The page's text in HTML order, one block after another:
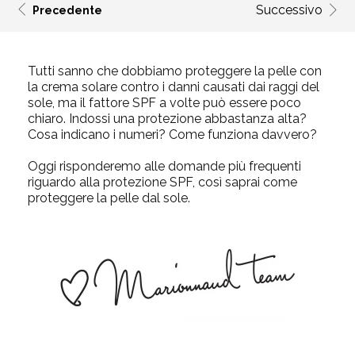
Precedente Successivo
Tutti sanno che dobbiamo proteggere la pelle con
la crema solare contro i danni causati dai raggi del
sole, ma il fattore SPF a volte può essere poco
chiaro. Indossi una protezione abbastanza alta?
Cosa indicano i numeri? Come funziona davvero?
Oggi risponderemo alle domande più frequenti
riguardo alla protezione SPF, così saprai come
proteggere la pelle dal sole.